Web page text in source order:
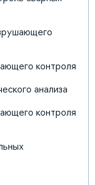
контроля
анализа
контроля